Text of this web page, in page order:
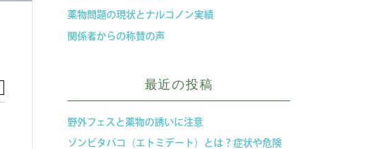
薬物問題の現状とナルコノン実績
関係者からの称賛の声
最近の投稿
野外フェスと薬物の誘いに注意
ゾンビタバコ（エトミデート）とは？症状や危険